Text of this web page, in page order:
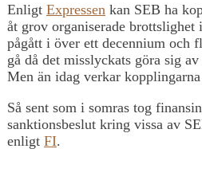
Enligt Expressen kan SEB ha
åt grov organiserade
pågått i över ett decennium och
gå då det misslyckats göra sig
Men än idag verkar
Så sent som i somras tog
sanktionsbeslut kring vissa av
enligt FI.